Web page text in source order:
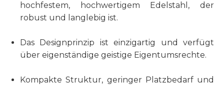
hochfestem, hochwertigem Edelstahl, der
robust und langlebig ist.
Das Designprinzip ist einzigartig und verfügt
über eigenständige geistige Eigentumsrechte.
Kompakte Struktur, geringer Platzbedarf und